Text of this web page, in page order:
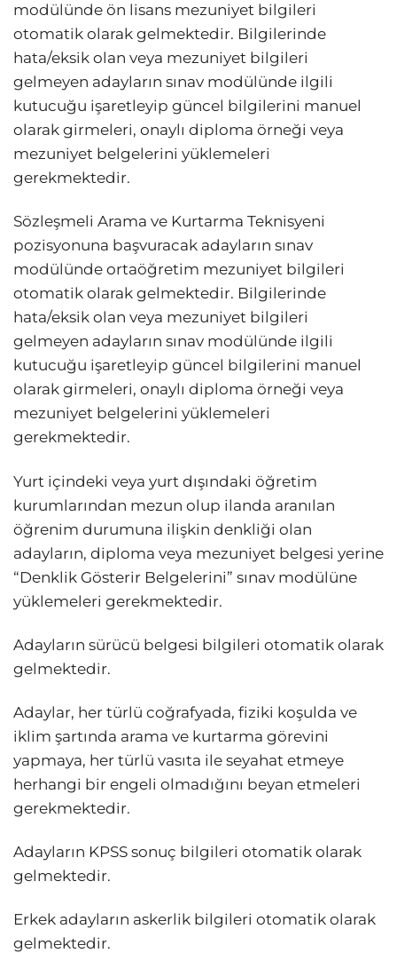
modülünde ön lisans mezuniyet bilgileri
otomatik olarak gelmektedir. Bilgilerinde
hata/eksik olan veya mezuniyet bilgileri
gelmeyen adayların sınav modülünde ilgili
kutucuğu işaretleyip güncel bilgilerini manuel
olarak girmeleri, onaylı diploma örneği veya
mezuniyet belgelerini yüklemeleri
gerekmektedir.
Sözleşmeli Arama ve Kurtarma Teknisyeni
pozisyonuna başvuracak adayların sınav
modülünde ortaöğretim mezuniyet bilgileri
otomatik olarak gelmektedir. Bilgilerinde
hata/eksik olan veya mezuniyet bilgileri
gelmeyen adayların sınav modülünde ilgili
kutucuğu işaretleyip güncel bilgilerini manuel
olarak girmeleri, onaylı diploma örneği veya
mezuniyet belgelerini yüklemeleri
gerekmektedir.
Yurt içindeki veya yurt dışındaki öğretim
kurumlarından mezun olup ilanda aranılan
öğrenim durumuna ilişkin denkliği olan
adayların, diploma veya mezuniyet belgesi yerine
“Denklik Gösterir Belgelerini” sınav modülüne
yüklemeleri gerekmektedir.
Adayların sürücü belgesi bilgileri otomatik olarak
gelmektedir.
Adaylar, her türlü coğrafyada, fiziki koşulda ve
iklim şartında arama ve kurtarma görevini
yapmaya, her türlü vasıta ile seyahat etmeye
herhangi bir engeli olmadığını beyan etmeleri
gerekmektedir.
Adayların KPSS sonuç bilgileri otomatik olarak
gelmektedir.
Erkek adayların askerlik bilgileri otomatik olarak
gelmektedir.